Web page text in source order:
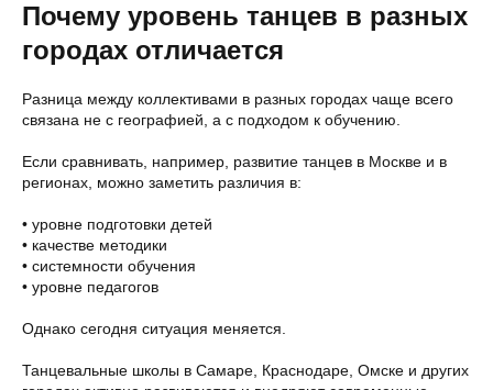
Почему уровень танцев в разных
городах отличается
Разница между коллективами в разных городах чаще всего
связана не с географией, а с подходом к обучению.
Если сравнивать, например, развитие танцев в Москве и в
регионах, можно заметить различия в:
• уровне подготовки детей
• качестве методики
• системности обучения
• уровне педагогов
Однако сегодня ситуация меняется.
Танцевальные школы в Самаре, Краснодаре, Омске и других